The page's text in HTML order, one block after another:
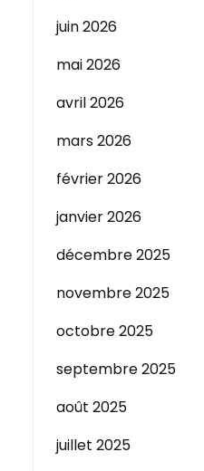
juin 2026
mai 2026
avril 2026
mars 2026
février 2026
janvier 2026
décembre 2025
novembre 2025
octobre 2025
septembre 2025
août 2025
juillet 2025